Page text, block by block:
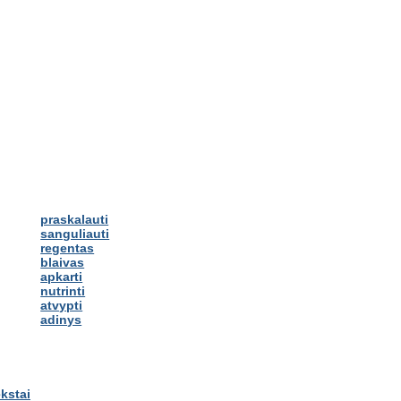
praskalauti
sanguliauti
regentas
blaivas
apkarti
nutrinti
atvypti
adinys